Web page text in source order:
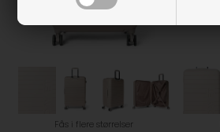
Fås i flere størrelser